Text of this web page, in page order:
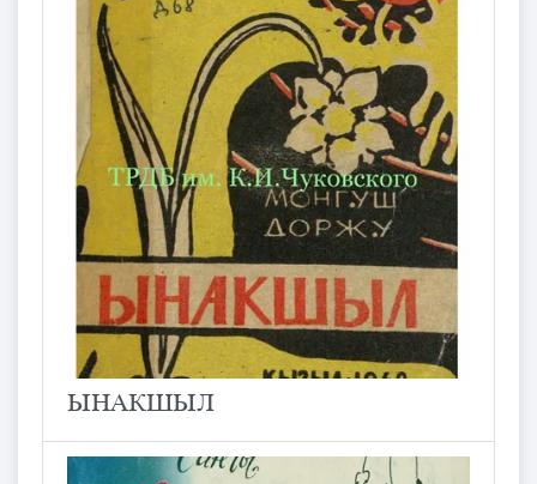
ЫНАКШЫЛ